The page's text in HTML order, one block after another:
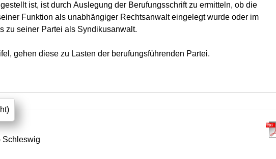
ist, ist durch Auslegung der Berufungsschrift zu ermitteln, ob die
Funktion als unabhängiger Rechtsanwalt eingelegt wurde oder im
zu seiner Partei als Syndikusanwalt.
gehen diese zu Lasten der berufungsführenden Partei.
Schleswig